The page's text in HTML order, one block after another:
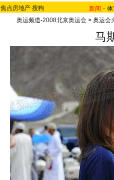
焦点房地产 搜狗 新闻 -
奥运频道-2008北京奥运会> 奥运会
马